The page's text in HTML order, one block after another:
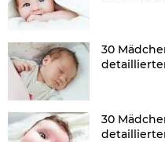
30
30